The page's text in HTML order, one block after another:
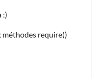
:)
méthodes require()